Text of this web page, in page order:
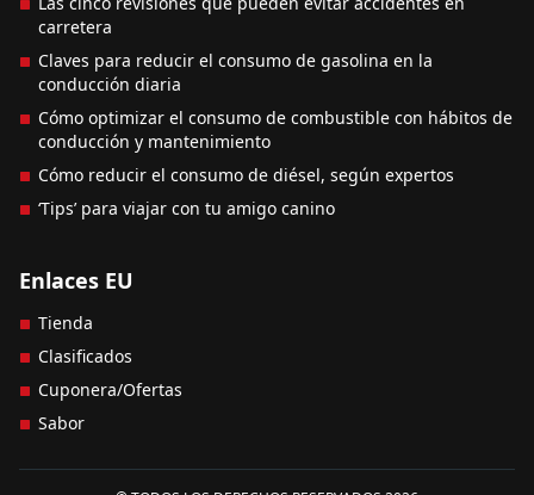
carretera
Claves para reducir el consumo de gasolina en la
conducción diaria
Cómo optimizar el consumo de combustible con hábitos de
conducción y mantenimiento
Cómo reducir el consumo de diésel, según expertos
‘Tips’ para viajar con tu amigo canino
Enlaces EU
Tienda
Clasificados
Cuponera/Ofertas
Sabor